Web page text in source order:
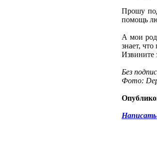
Прошу
помощь
А мои
знает,
Извините
Без
Фото: